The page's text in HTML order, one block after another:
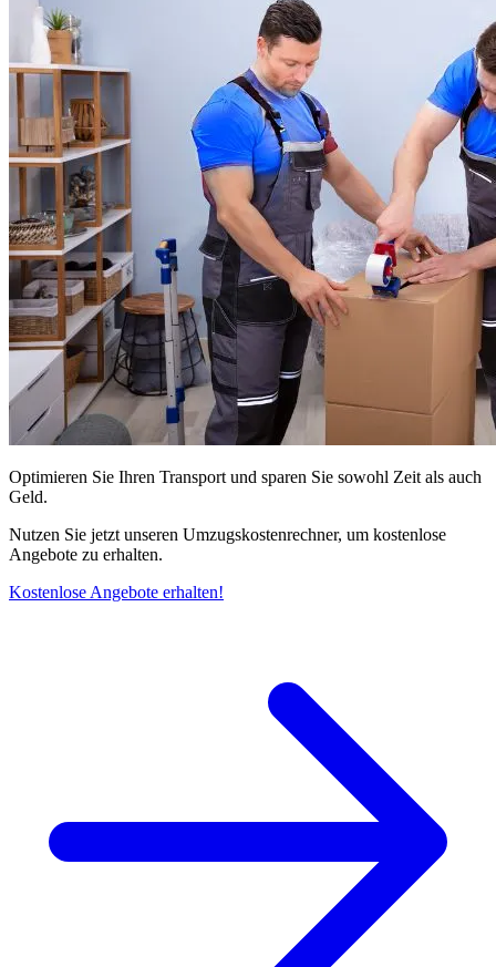
Optimieren Sie Ihren Transport und sparen Sie sowohl Zeit als auch
Geld.
Nutzen Sie jetzt unseren Umzugskostenrechner, um kostenlose
Angebote zu erhalten.
Kostenlose Angebote erhalten!